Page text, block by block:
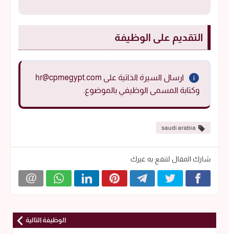
التقديم على الوظيفة
ارسال السيرة الذاتية على hr@cpmegypt.com
وكتابة المسمى الوظيفي بالموضوع.
saudi arabia
شارك المقال لتنفع به غيرك
الوظيفة التالية